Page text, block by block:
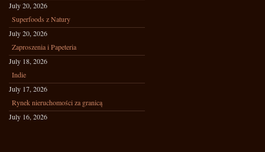
July 20, 2026
Superfoods z Natury
July 20, 2026
Zaproszenia i Papeteria
July 18, 2026
Indie
July 17, 2026
Rynek nieruchomości za granicą
July 16, 2026